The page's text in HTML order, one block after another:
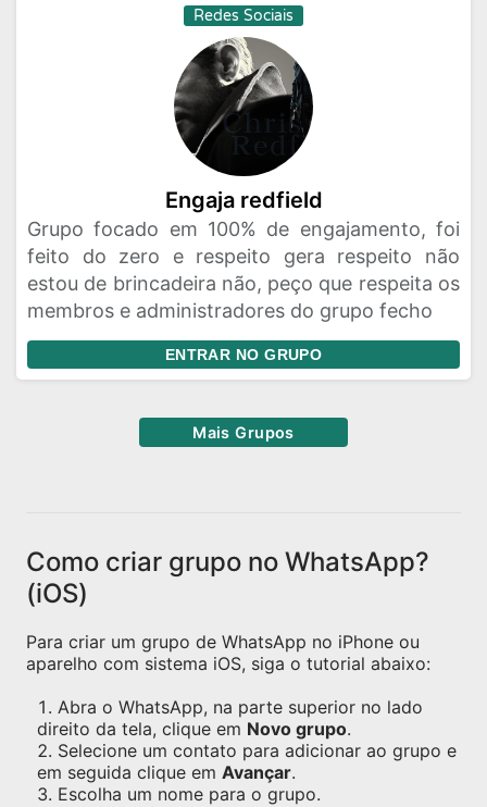
Redes Sociais
Engaja redfield
Grupo focado em 100% de engajamento, foi
feito do zero e respeito gera respeito não
estou de brincadeira não, peço que respeita os
membros e administradores do grupo fecho
ENTRAR NO GRUPO
Mais Grupos
Como criar grupo no WhatsApp?
(iOS)
Para criar um grupo de WhatsApp no iPhone ou
aparelho com sistema iOS, siga o tutorial abaixo:
Abra o WhatsApp, na parte superior no lado
direito da tela, clique em Novo grupo.
Selecione um contato para adicionar ao grupo e
em seguida clique em Avançar.
Escolha um nome para o grupo.